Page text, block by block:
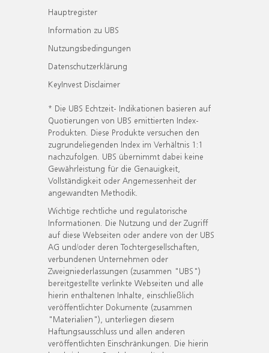
Hauptregister
Information zu UBS
Nutzungsbedingungen
Datenschutzerklärung
KeyInvest Disclaimer
* Die UBS Echtzeit- Indikationen basieren auf
Quotierungen von UBS emittierten Index-
Produkten. Diese Produkte versuchen den
zugrundeliegenden Index im Verhältnis 1:1
nachzufolgen. UBS übernimmt dabei keine
Gewährleistung für die Genauigkeit,
Vollständigkeit oder Angemessenheit der
angewandten Methodik.
Wichtige rechtliche und regulatorische
Informationen. Die Nutzung und der Zugriff
auf diese Webseiten oder andere von der UBS
AG und/oder deren Tochtergesellschaften,
verbundenen Unternehmen oder
Zweigniederlassungen (zusammen "UBS")
bereitgestellte verlinkte Webseiten und alle
hierin enthaltenen Inhalte, einschließlich
veröffentlichter Dokumente (zusammen
"Materialien"), unterliegen diesem
Haftungsausschluss und allen anderen
veröffentlichten Einschränkungen. Die hierin